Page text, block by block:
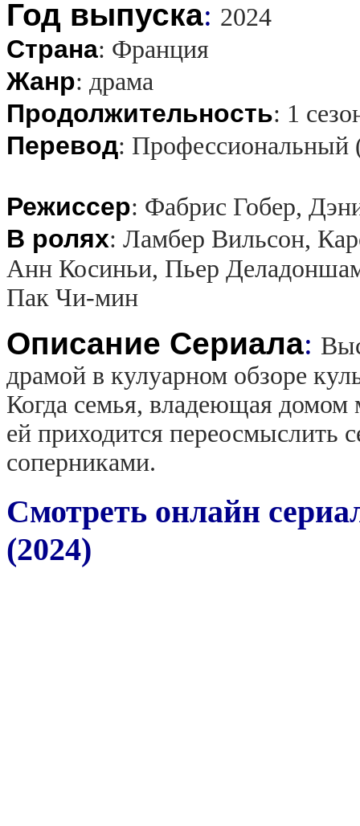
Год выпуска: 2024
Страна: Франция
Жанр: драма
Продолжительность: 1
Перевод: Профессиональный
Режиссер: Фабрис Гобер,
В ролях: Ламбер Вильсон,
Анн Косиньи, Пьер
Пак Чи-мин
Описание Сериала:
драмой в кулуарном обзоре
Когда семья, владеющая домом
ей приходится переосмыслить
соперниками.
Смотреть онлайн
(2024)